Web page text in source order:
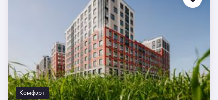
Комфорт